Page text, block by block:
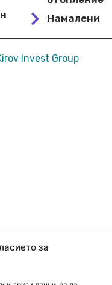
за
Намалени
Invest Group